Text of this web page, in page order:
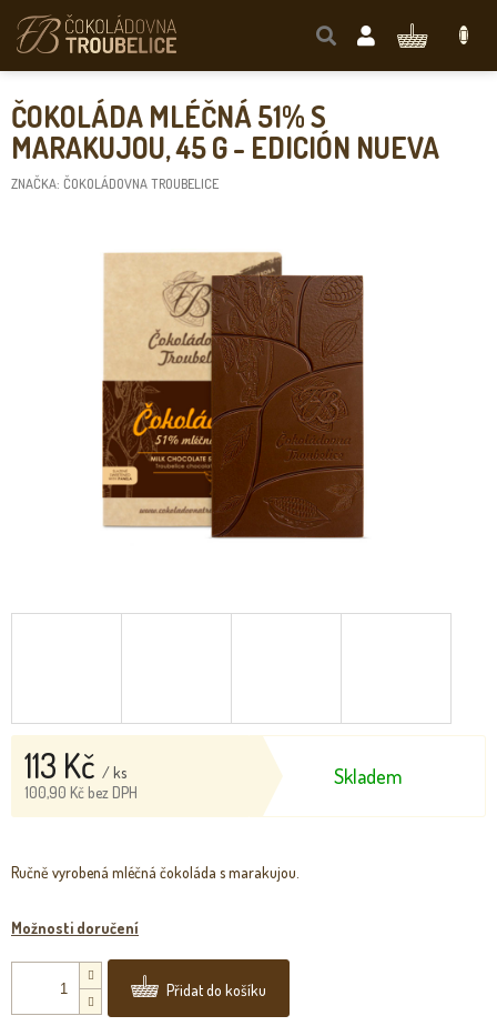
obsah
NÁKUPNÍ
ČOKOLÁDA MLÉČNÁ 51% S
MARAKUJOU, 45 G - EDICIÓN NUEVA
ZNAČKA: ČOKOLÁDOVNA TROUBELICE
113 Kč / ks
100,90 Kč bez DPH
Měrná
Skladem
Možnosti doručení
Přidat do košíku
Ručně vyrobená mléčná čokoláda s marakujou.